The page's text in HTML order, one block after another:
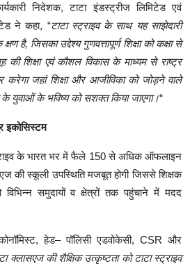
निदेशक, टाटा इंडस्ट्रीज लिमिटेड एवं
ने कहा, “टाटा स्ट्राइव के साथ यह साझेदारी
है, जिसका उद्देश्य गुणवत्तापूर्ण शिक्षा को कक्षा से
शिक्षा एवं कौशल विकास के माध्यम से राष्ट्र
करेगा जहां शिक्षा और आजीविका को जोड़ने वाले
युवाओं के भविष्य को सशक्त किया जाएगा।“
इकोसिस्टम
के भारत भर में फैले 150 से अधिक ऑफलाइन
की स्कूली उपस्थिति मजबूत होगी जिससे शिक्षक
विभिन्न समुदायों व क्षेत्रों तक पहुंचाने में मदद
हेड– पॉलिसी एडवोकेसी, CSR और
क्लासएज की शैक्षिक उत्कृष्टता को टाटा स्ट्राइव